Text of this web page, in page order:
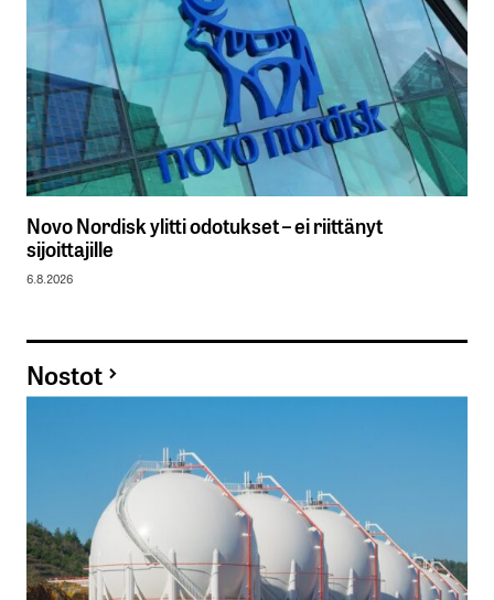
Novo Nordisk ylitti odotukset – ei riittänyt
sijoittajille
6.8.2026
Nostot